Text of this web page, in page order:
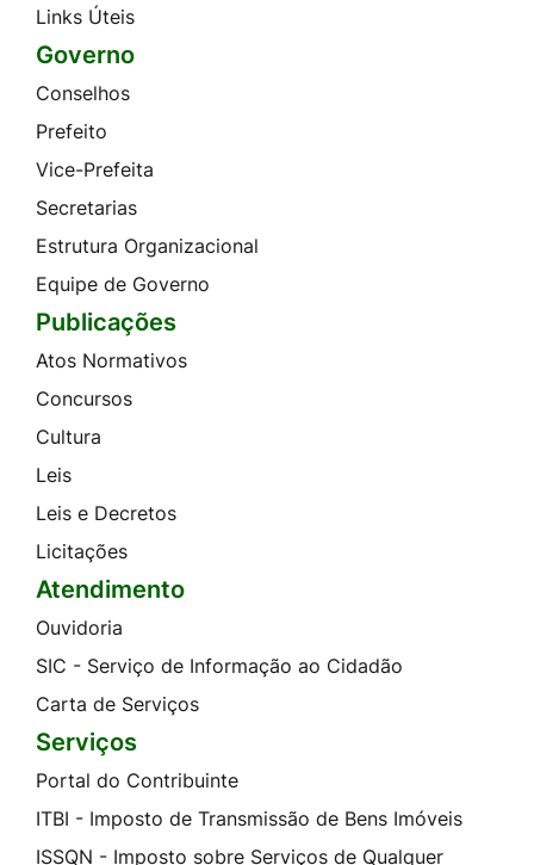
Links Úteis
Governo
Conselhos
Prefeito
Vice-Prefeita
Secretarias
Estrutura Organizacional
Equipe de Governo
Publicações
Atos Normativos
Concursos
Cultura
Leis
Leis e Decretos
Licitações
Atendimento
Ouvidoria
SIC - Serviço de Informação ao Cidadão
Carta de Serviços
Serviços
Portal do Contribuinte
ITBI - Imposto de Transmissão de Bens Imóveis
ISSQN - Imposto sobre Serviços de Qualquer